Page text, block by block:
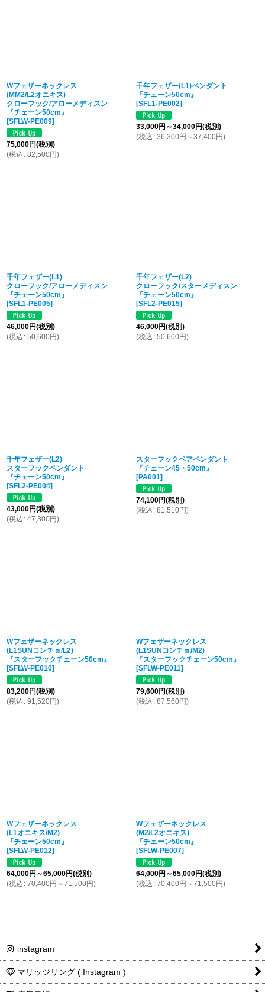
Wフェザーネックレス
(MM2/L2オニキス)
クローフック/アローメディスン
『チェーン50cm』
[SFLW-PE009]
75,000円(税別)
(税込 : 82,500円)
千年フェザー(L1)ペンダント
『チェーン50cm』
[SFL1-PE002]
33,000円 ～34,000円(税別)
(税込 : 36,300円 ～37,400円)
千年フェザー(L1)
クローフック/アローメディスン
『チェーン50cm』
[SFL1-PE005]
46,000円(税別)
(税込 : 50,600円)
千年フェザー(L2)
クローフック/スターメディスン
『チェーン50cm』
[SFL2-PE015]
46,000円(税別)
(税込 : 50,600円)
千年フェザー(L2)
スターフックペンダント
『チェーン50cm』
[SFL2-PE004]
43,000円(税別)
(税込 : 47,300円)
スターフックペアペンダント
『チェーン45・50cm』
[PA001]
74,100円(税別)
(税込 : 81,510円)
Wフェザーネックレス
(L1SUNコンチョ/L2)
『スターフックチェーン50cm』
[SFLW-PE010]
83,200円(税別)
(税込 : 91,520円)
Wフェザーネックレス
(L1SUNコンチョ/M2)
『スターフックチェーン50cm』
[SFLW-PE011]
79,600円(税別)
(税込 : 87,560円)
Wフェザーネックレス
(L1オニキス/M2)
『チェーン50cm』
[SFLW-PE012]
64,000円 ～65,000円(税別)
(税込 : 70,400円 ～71,500円)
Wフェザーネックレス
(M2/L2オニキス)
『チェーン50cm』
[SFLW-PE007]
64,000円 ～65,000円(税別)
(税込 : 70,400円 ～71,500円)
instagram
マリッジリング ( Instagram )